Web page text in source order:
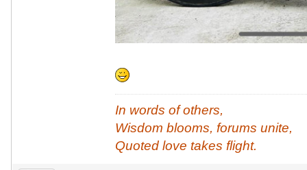
In words of others,
Wisdom blooms, forums unite,
Quoted love takes flight.